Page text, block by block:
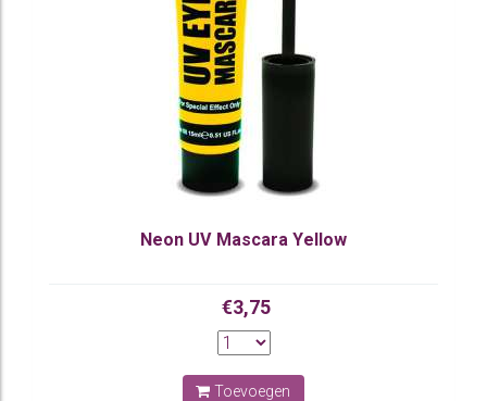
Neon UV Mascara Yellow
€3,75
Toevoegen